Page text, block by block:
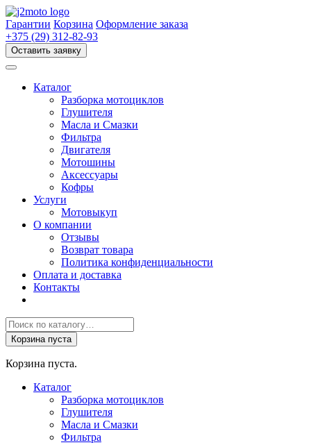
Перейти
к
содержимому
Гарантии Корзина Оформление заказа
+375 (29) 312-82-93
Оставить заявку
Каталог
Разборка мотоциклов
Глушителя
Масла и Смазки
Фильтра
Двигателя
Мотошины
Аксессуары
Кофры
Услуги
Мотовыкуп
О компании
Отзывы
Возврат товара
Политика конфиденциальности
Оплата и доставка
Контакты
Поиск
товаров
Корзина пуста
Корзина пуста.
Каталог
Разборка мотоциклов
Глушителя
Масла и Смазки
Фильтра